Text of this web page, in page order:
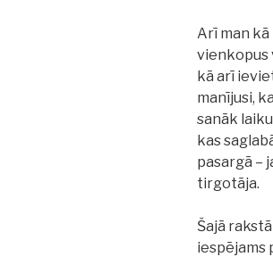
Arī man
vienkopus
kā arī
manījusi,
sanāk
kas
pasargā –
tirgotāja.
Šajā
iespējams